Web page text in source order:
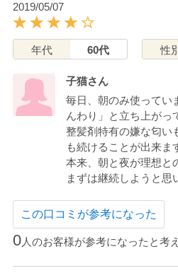
2019/05/07
年代 60代 性別
子猫さん
毎日、朝のみ使ってい
んわり」と立ち上がっ
整髪剤特有の嫌な匂い
も続けることが出来ま
本来、朝と夜が理想と
まずは継続しようと思
この口コミが参考になった
0人のお客様が参考になったと考